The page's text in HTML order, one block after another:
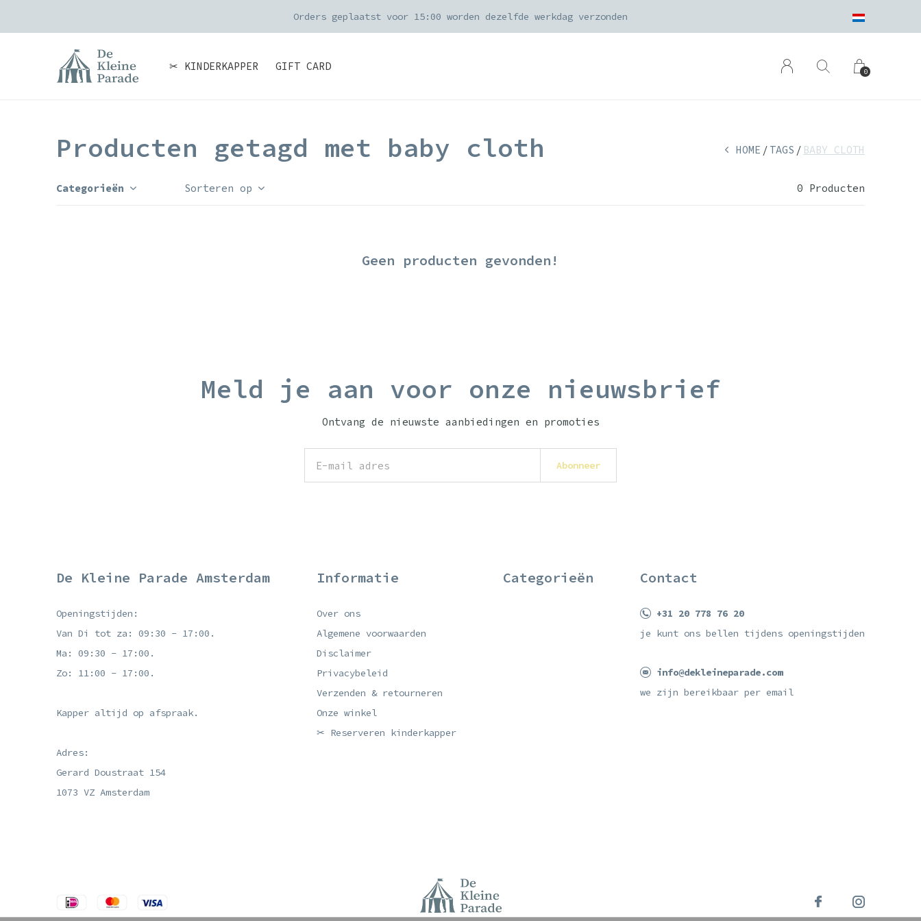
✂ KINDERKAPPER GIFT CARD 0
Orders geplaatst voor 15:00 worden dezelfde werkdag verzonden
Producten getagd met baby cloth HOME TAGS BABY CLOTH
Categorieën Sorteren op 0 Producten
Geen producten gevonden!
Meld je aan voor onze nieuwsbrief
Ontvang de nieuwste aanbiedingen en promoties
Abonneer
De Kleine Parade Amsterdam
Openingstijden:
Van Di tot za: 09:30 - 17:00.
Ma: 09:30 - 17:00.
Zo: 11:00 - 17:00.
Kapper altijd op afspraak.
Adres:
Gerard Doustraat 154
1073 VZ Amsterdam
Informatie
Over ons
Algemene voorwaarden
Disclaimer
Privacybeleid
Verzenden & retourneren
Onze winkel
✂ Reserveren kinderkapper
Categorieën Contact
+31 20 778 76 20
je kunt ons bellen tijdens openingstijden
info@dekleineparade.com
we zijn bereikbaar per email